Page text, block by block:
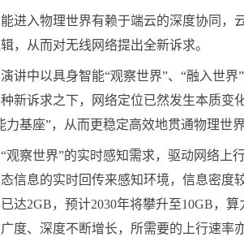
进入物理世界有赖于端云的深度协同，
，从而对无线网络提出全新诉求。
讲中以具身智能“观察世界”、“融入世
新诉求之下，网络定位已然发生本质变
力基座”，从而更稳定高效地贯通物理世
观察世界”的实时感知需求，驱动网络上
信息的实时回传来感知环境，信息密度
达2GB，预计2030年将攀升至10GB，
度、深度不断增长，所需要的上行速率